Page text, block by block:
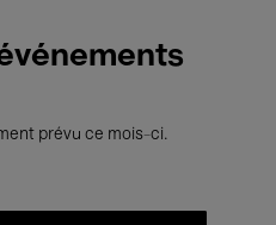
prévu ce mois-ci.